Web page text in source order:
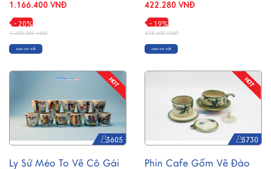
1.166.400 VNĐ
- 20%
1.458.000 VNĐ
Xem chi tiết
422.280 VNĐ
- 19%
518.400 VNĐ
Xem chi tiết
3605
Ly Sứ Méo To Vẽ Cô Gái
5730
Phin Cafe Gốm Vẽ Đào